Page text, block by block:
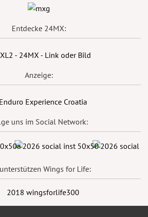
Entdecke 24MX:
Anzeige:
uns im Social Network:
Wings for Life: